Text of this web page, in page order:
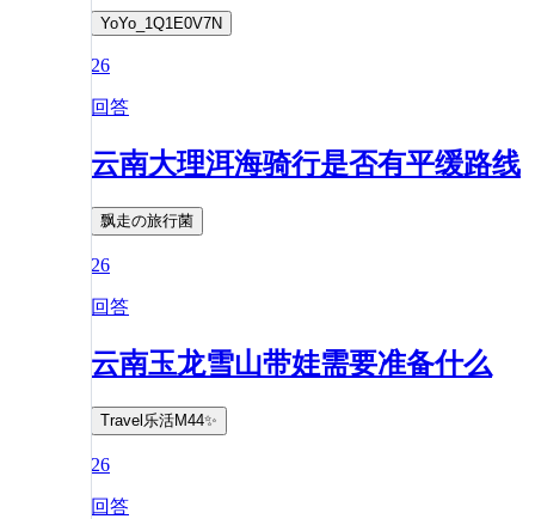
YoYo_1Q1E0V7N
26
回答
云南大理洱海骑行是否有平缓路线
飘走の旅行菌
26
回答
云南玉龙雪山带娃需要准备什么
Travel乐活M44✨
26
回答